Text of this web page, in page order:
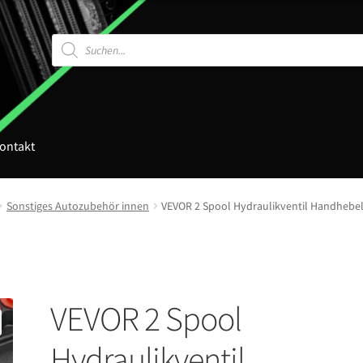
Products
search
Sonstiges Autozubehör innen
VEVOR 2 Spool Hydraulikventil
VEVOR 2 Spool